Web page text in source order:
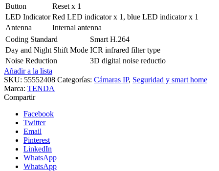
Button
Reset x 1
LED Indicator Red LED indicator x 1, blue LED indicator x 1
Antenna
Internal antenna
Coding Standard
Smart H.264
Day and Night Shift Mode ICR infrared filter type
Noise Reduction
3D digital noise reductio
Añadir a la lista
SKU: 55552408 Categorías: Cámaras IP, Seguridad y smart home
Marca: TENDA
Compartir
Facebook
Twitter
Email
Pinterest
LinkedIn
WhatsApp
WhatsApp